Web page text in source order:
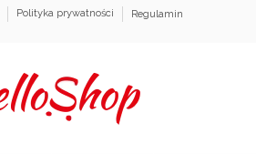
Polityka prywatności
Regulamin